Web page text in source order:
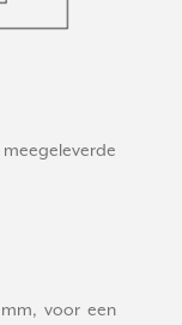
voor een